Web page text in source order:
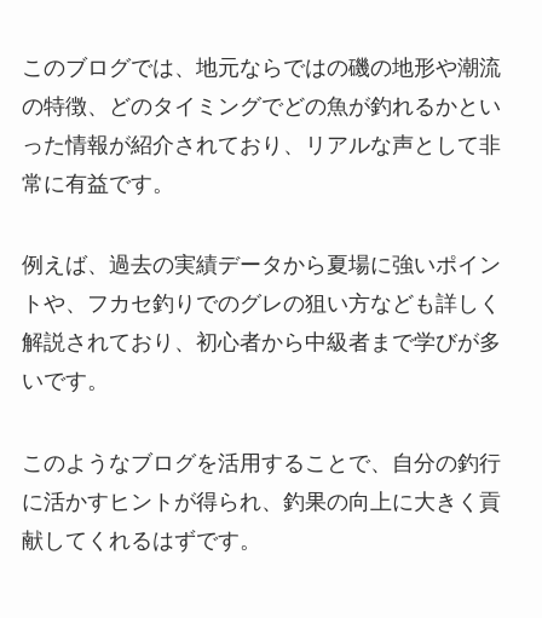
このブログでは、地元ならではの磯の地形や潮流
の特徴、どのタイミングでどの魚が釣れるかとい
った情報が紹介されており、リアルな声として非
常に有益です。
例えば、過去の実績データから夏場に強いポイン
トや、フカセ釣りでのグレの狙い方なども詳しく
解説されており、初心者から中級者まで学びが多
いです。
このようなブログを活用することで、自分の釣行
に活かすヒントが得られ、釣果の向上に大きく貢
献してくれるはずです。